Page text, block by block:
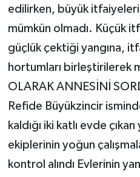
edilirken, büyük
mümkün olmadı. Küçük
güçlük çektiği yangına,
hortumları birleştirilerek
OLARAK ANNESİNİ
Refide Büyükzincir
kaldığı iki katlı evde
ekiplerinin yoğun
kontrol alındı Evlerinin